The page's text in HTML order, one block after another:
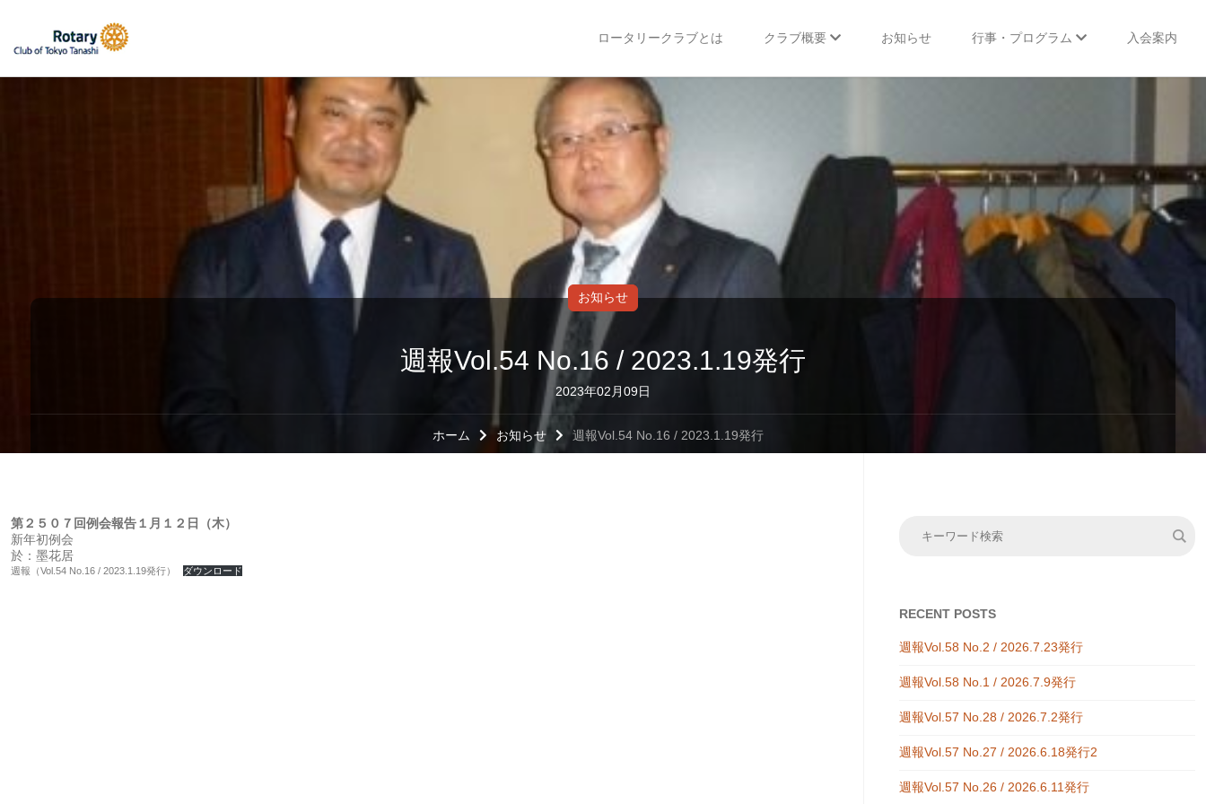
ロータリークラブとは クラブ概要 お知らせ 行事・プログラム 入会案内
週報Vol.54 No.16 / 2023.1.19発行
お知らせ
2023年02月09日
ホーム お知らせ 週報Vol.54 No.16 / 2023.1.19発行
第２５０７回例会報告１月１２日（木）
新年初例会
於：墨花居
週報（Vol.54 No.16 / 2023.1.19発行） ダウンロード
RECENT POSTS
週報Vol.58 No.2 / 2026.7.23発行
週報Vol.58 No.1 / 2026.7.9発行
週報Vol.57 No.28 / 2026.7.2発行
週報Vol.57 No.27 / 2026.6.18発行2
週報Vol.57 No.26 / 2026.6.11発行